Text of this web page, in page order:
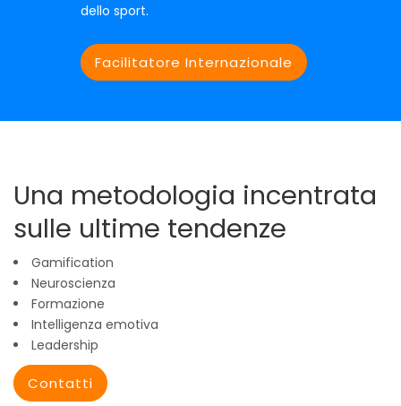
dello sport.
Facilitatore Internazionale
Una metodologia incentrata
sulle ultime tendenze
Gamification
Neuroscienza
Formazione
Intelligenza emotiva
Leadership
Contatti